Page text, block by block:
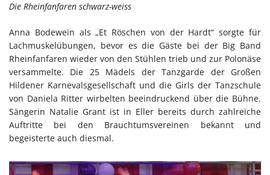
Die Rheinfanfaren schwarz-weiss
Anna Bodewein als „Et Röschen von der Hardt“ sorgte für
Lachmuskelübungen, bevor es die Gäste bei der Big Band
Rheinfanfaren wieder von den Stühlen trieb und zur Polonäse
versammelte. Die 25 Mädels der Tanzgarde der Großen
Hildener Karnevalsgesellschaft und die Girls der Tanzschule
von Daniela Ritter wirbelten beeindruckend über die Bühne.
Sängerin Natalie Grant ist in Eller bereits durch zahlreiche
Auftritte bei den Brauchtumsvereinen bekannt und
begeisterte auch diesmal.